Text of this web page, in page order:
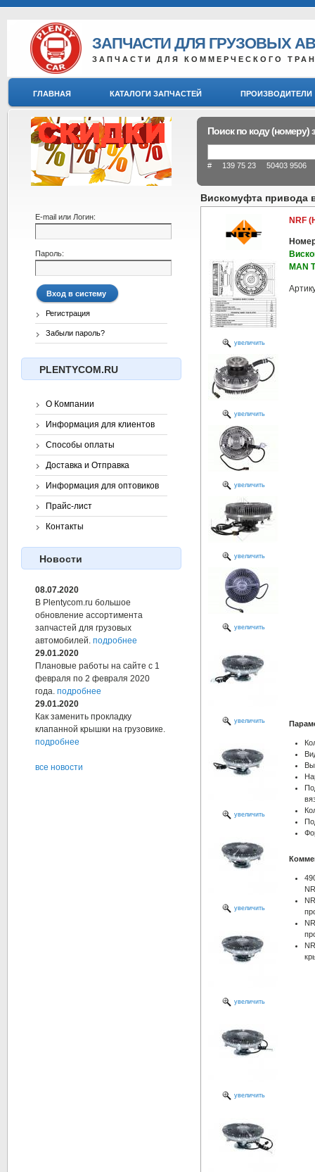
ЗАПЧАСТИ ДЛЯ ГРУЗОВЫХ
ЗАПЧАСТИ ДЛЯ КОММЕРЧЕСКОГО
ГЛАВНАЯ КАТАЛОГИ ЗАПЧАСТЕЙ ПРОИЗВОДИТЕЛИ
Поиск по коду (номеру)
# 139 75 23 50403 9506
Вискомуфта привода
увеличить
увеличить
увеличить
увеличить
увеличить
увеличить
увеличить
увеличить
увеличить
увеличить
NRF
MAN
E-mail или Логин:
Пароль:
Регистрация
Забыли пароль?
PLENTYCOM.RU
О Компании
Информация для клиентов
Способы оплаты
Доставка и Отправка
Информация для оптовиков
Прайс-лист
Контакты
Новости
08.07.2020
В Plentycom.ru большое
обновление ассортимента
запчастей для грузовых
автомобилей. подробнее
29.01.2020
Плановые работы на сайте с 1
февраля по 2 февраля 2020
года. подробнее
29.01.2020
Как заменить прокладку
клапанной крышки на грузовике.
подробнее
все новости